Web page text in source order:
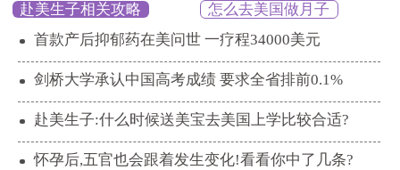
赴美生子相关攻略
怎么去美国做月子
首款产后抑郁药在美问世 一疗程34000美元
剑桥大学承认中国高考成绩 要求全省排前0.1%
赴美生子:什么时候送美宝去美国上学比较合适?
怀孕后,五官也会跟着发生变化!看看你中了几条?